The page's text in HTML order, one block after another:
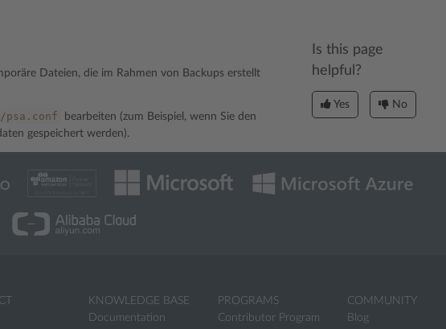
Dateien, die im Rahmen von Backups erstellt
psa.conf
bearbeiten (zum Beispiel, wenn Sie den
gespeichert werden).
Is this page
helpful?
Yes No
KNOWLEDGE BASE
Documentation
PROGRAMS
Contributor Program
COMMUNITY
Blog